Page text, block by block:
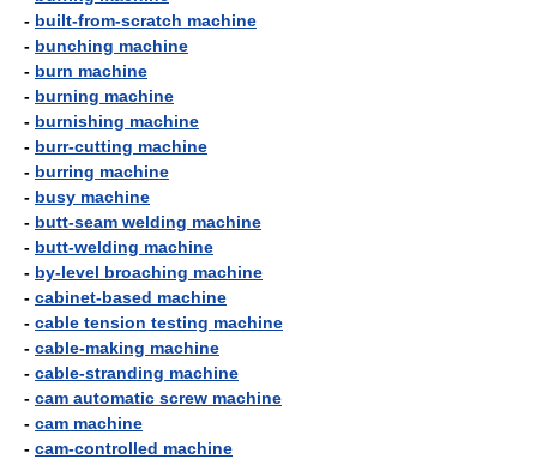
- built-from-scratch machine
- bunching machine
- burn machine
- burning machine
- burnishing machine
- burr-cutting machine
- burring machine
- busy machine
- butt-seam welding machine
- butt-welding machine
- by-level broaching machine
- cabinet-based machine
- cable tension testing machine
- cable-making machine
- cable-stranding machine
- cam automatic screw machine
- cam machine
- cam-controlled machine